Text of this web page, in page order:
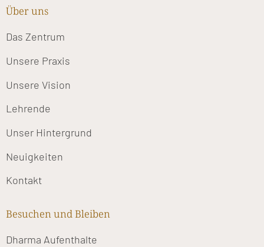
Über uns
Das Zentrum
Unsere Praxis
Unsere Vision
Lehrende
Unser Hintergrund
Neuigkeiten
Kontakt
Besuchen und Bleiben
Dharma Aufenthalte